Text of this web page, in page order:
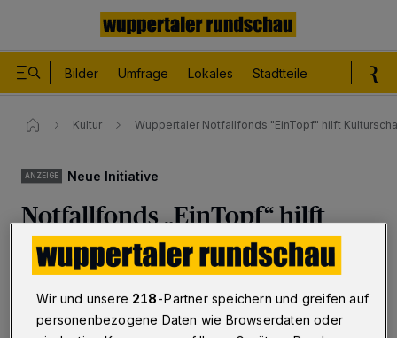
Bilder Umfrage Lokales Stadtteile
Kultur Wuppertaler Notfallfonds "EinTopf" hilft
ANZEIGE Neue Initiative
Notfallfonds „EinTopf“ hilft
Kulturschaffenden
Wuppertal
Die Corona-Pandemie trifft auch die freie
Kulturszene hart. Der neu gegründete Wuppertaler
Solidarpakt Kunst und Kultur unterstützt in Not geratene
Wir und unsere 218-Partner speichern und greifen auf
personenbezogene Daten wie Browserdaten oder